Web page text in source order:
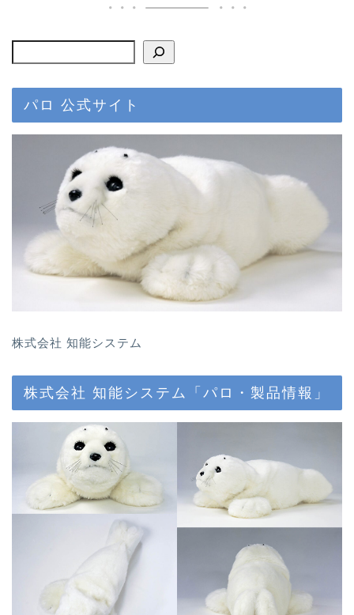
パロ 公式サイト
株式会社 知能システム
株式会社 知能システム「パロ・製品情報」